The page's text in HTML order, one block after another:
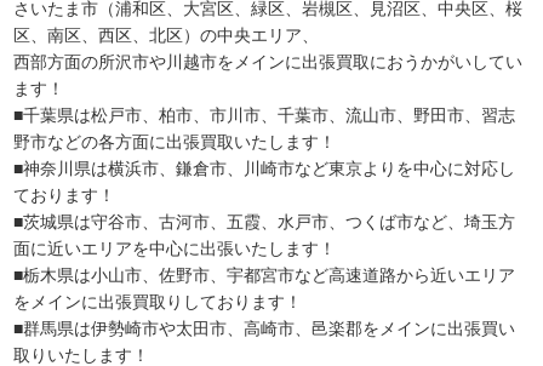
さいたま市（浦和区、大宮区、緑区、岩槻区、見沼区、中央区、桜
区、南区、西区、北区）の中央エリア、
西部方面の所沢市や川越市をメインに出張買取におうかがいしてい
ます！
■千葉県は松戸市、柏市、市川市、千葉市、流山市、野田市、習志
野市などの各方面に出張買取いたします！
■神奈川県は横浜市、鎌倉市、川崎市など東京よりを中心に対応し
ております！
■茨城県は守谷市、古河市、五霞、水戸市、つくば市など、埼玉方
面に近いエリアを中心に出張いたします！
■栃木県は小山市、佐野市、宇都宮市など高速道路から近いエリア
をメインに出張買取りしております！
■群馬県は伊勢崎市や太田市、高崎市、邑楽郡をメインに出張買い
取りいたします！